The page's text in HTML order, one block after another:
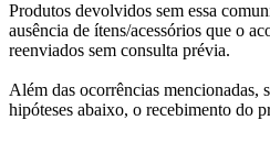
Produtos devolvidos sem essa
ausência de ítens/acessórios que o
reenviados sem consulta prévia.
Além das ocorrências mencionadas,
hipóteses abaixo, o recebimento do